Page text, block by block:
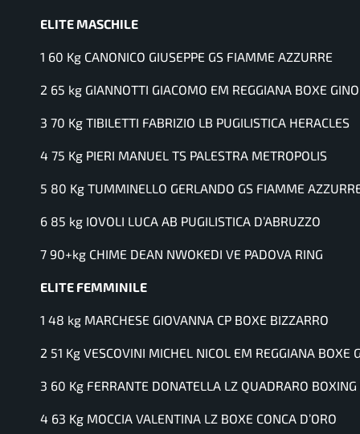
ELITE MASCHILE
1 60 Kg CANONICO GIUSEPPE GS FIAMME AZZURRE
2 65 kg GIANNOTTI GIACOMO EM REGGIANA BOXE
3 70 Kg TIBILETTI FABRIZIO LB PUGILISTICA HERACLES
4 75 Kg PIERI MANUEL TS PALESTRA METROPOLIS
5 80 Kg TUMMINELLO GERLANDO GS FIAMME
6 85 kg IOVOLI LUCA AB PUGILISTICA D’ABRUZZO
7 90+kg CHIME DEAN NWOKEDI VE PADOVA RING
ELITE FEMMINILE
1 48 kg MARCHESE GIOVANNA CP BOXE BIZZARRO
2 51 Kg VESCOVINI MICHEL NICOL EM REGGIANA BOXE
3 60 Kg FERRANTE DONATELLA LZ QUADRARO BOXING
4 63 Kg MOCCIA VALENTINA LZ BOXE CONCA D’ORO